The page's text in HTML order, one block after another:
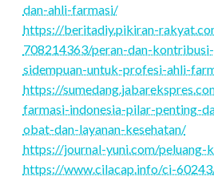
dan-ahli-farmasi/
https://beritadiy.pikiran-
708214363/peran-dan-
sidempuan-untuk-profesi-ahli-
https://
farmasi-indonesia-pilar-penting-
obat-dan-layanan-kesehatan/
https://journal-yuni.com/
https://www.cilacap.info/ci-